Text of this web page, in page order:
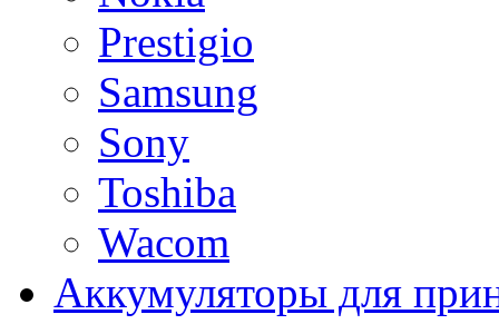
Prestigio
Samsung
Sony
Toshiba
Wacom
Аккумуляторы для